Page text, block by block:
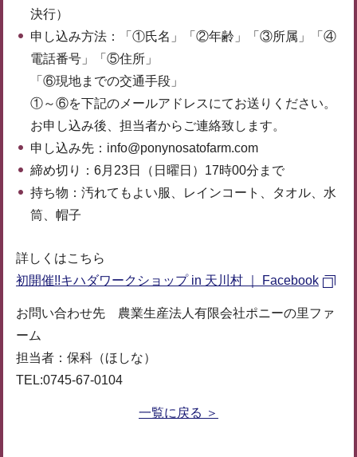
決行）
申し込み方法：「①氏名」「②年齢」「③所属」「④
電話番号」「⑤住所」
「⑥現地までの交通手段」
①～⑥を下記のメールアドレスにてお送りください。
お申し込み後、担当者からご連絡致します。
申し込み先：info@ponynosatofarm.com
締め切り：6月23日（日曜日）17時00分まで
持ち物：汚れてもよい服、レインコート、タオル、水
筒、帽子
詳しくはこちら
初開催!!キハダワークショップ in 天川村 ｜ Facebook
お問い合わせ先 農業生産法人有限会社ポニーの里ファ
ーム
担当者：保科（ほしな）
TEL:0745-67-0104
一覧に戻る ＞